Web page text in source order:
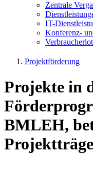
Zen­tra­le
IT-
Kon­fe­renz-
Projektförderung
Projekte in
BMLEH,